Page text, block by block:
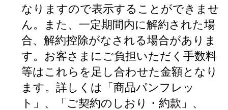
なりますので表示することができませ
ん。また、一定期間内に解約された場
合、解約控除がなされる場合がありま
す。お客さまにご負担いただく手数料
等はこれらを足し合わせた金額となり
ます。詳しくは「商品パンフレッ
ト」、「ご契約のしおり・約款」、